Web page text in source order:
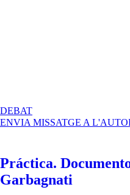
DEBATA
PRÁCTICA
ENVIA MISSATGE A
Práctica.
Garbagnati